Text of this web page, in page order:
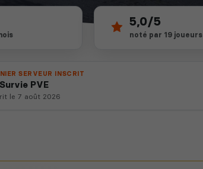
5,0/5
noté par 19 joueurs
SERVEUR INSCRIT
PVE
le 7 août 2026